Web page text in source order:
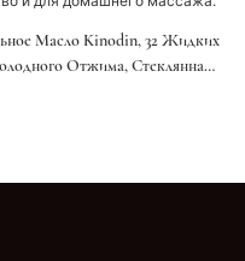
Масло Kinodin, 32 Жидких
Отжима, Стеклянная